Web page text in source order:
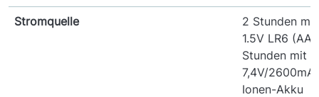
Stromquelle
2 Stunden
1.5V LR6
Stunden mit
7,4V/
Ionen-Akku